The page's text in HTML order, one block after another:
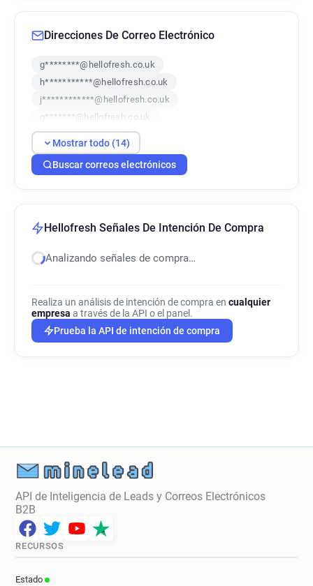
Direcciones De Correo Electrónico
g********@hellofresh.co.uk
h***********@hellofresh.co.uk
j************@hellofresh.co.uk
g*******@hellofresh.co.uk
u***********@hellofresh.co.uk
l*****@hellofresh.co.uk
a*****@hellofresh.co.uk
n*********@hellofresh.co.uk
h*********@hellofresh.co.uk
p*******@hellofresh.co.uk
Mostrar todo (14)
Buscar correos electrónicos
Hellofresh Señales De Intención De Compra
Analizando señales de compra…
Realiza un análisis de intención de compra en cualquier
empresa a través de la API o el panel.
Prueba la API de intención de compra
API de Inteligencia de Leads y Correos Electrónicos
B2B
RECURSOS
Estado